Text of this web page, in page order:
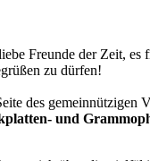
Freunde der Zeit, es
zu dürfen!
des gemeinnützigen
und